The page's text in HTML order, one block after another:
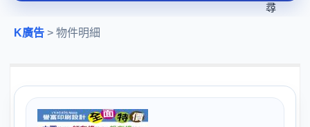
尋
K廣告 > 物件明細